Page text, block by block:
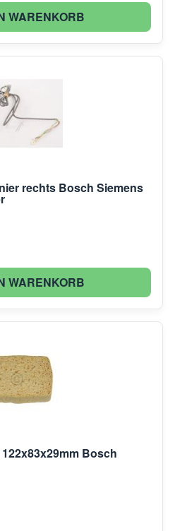
WARENKORB
rechts Bosch Siemens
WARENKORB
Bosch